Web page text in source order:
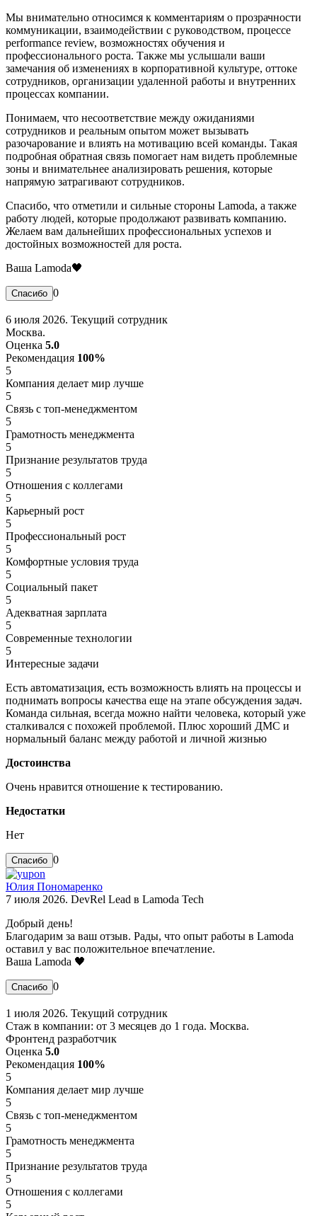
Мы внимательно относимся к комментариям о прозрачности
коммуникации, взаимодействии с руководством, процессе
performance review, возможностях обучения и
профессионального роста. Также мы услышали ваши
замечания об изменениях в корпоративной культуре, оттоке
сотрудников, организации удаленной работы и внутренних
процессах компании.
Понимаем, что несоответствие между ожиданиями
сотрудников и реальным опытом может вызывать
разочарование и влиять на мотивацию всей команды. Такая
подробная обратная связь помогает нам видеть проблемные
зоны и внимательнее анализировать решения, которые
напрямую затрагивают сотрудников.
Спасибо, что отметили и сильные стороны Lamoda, а также
работу людей, которые продолжают развивать компанию.
Желаем вам дальнейших профессиональных успехов и
достойных возможностей для роста.
Ваша Lamoda🖤
0
6 июля 2026. Текущий сотрудник
Москва.
Оценка 5.0
Рекомендация 100%
5
Компания делает мир лучше
5
Связь с топ-менеджментом
5
Грамотность менеджмента
5
Признание результатов труда
5
Отношения с коллегами
5
Карьерный рост
5
Профессиональный рост
5
Комфортные условия труда
5
Социальный пакет
5
Адекватная зарплата
5
Современные технологии
5
Интересные задачи
Есть автоматизация, есть возможность влиять на процессы и
поднимать вопросы качества еще на этапе обсуждения задач.
Команда сильная, всегда можно найти человека, который уже
сталкивался с похожей проблемой. Плюс хороший ДМС и
нормальный баланс между работой и личной жизнью
Достоинства
Очень нравится отношение к тестированию.
Недостатки
Нет
0
Юлия Пономаренко
7 июля 2026. DevRel Lead в Lamoda Tech
Добрый день!
Благодарим за ваш отзыв. Рады, что опыт работы в Lamoda
оставил у вас положительное впечатление.
Ваша Lamoda 🖤
0
1 июля 2026. Текущий сотрудник
Стаж в компании: от 3 месяцев до 1 года. Москва.
Фронтенд разработчик
Оценка 5.0
Рекомендация 100%
5
Компания делает мир лучше
5
Связь с топ-менеджментом
5
Грамотность менеджмента
5
Признание результатов труда
5
Отношения с коллегами
5